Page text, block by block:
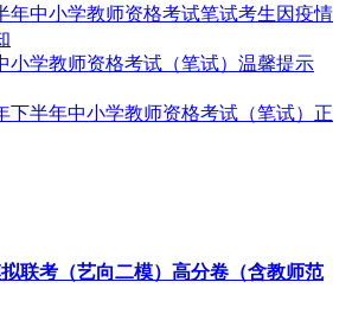
年中小学教师资格考试笔试考生因疫情
小学教师资格考试（笔试）温馨提示
下半年中小学教师资格考试（笔试）正
联考（艺向二模）高分卷（含教师范